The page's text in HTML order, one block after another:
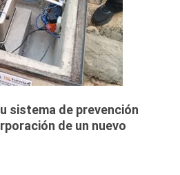
sistema de prevención
de un nuevo